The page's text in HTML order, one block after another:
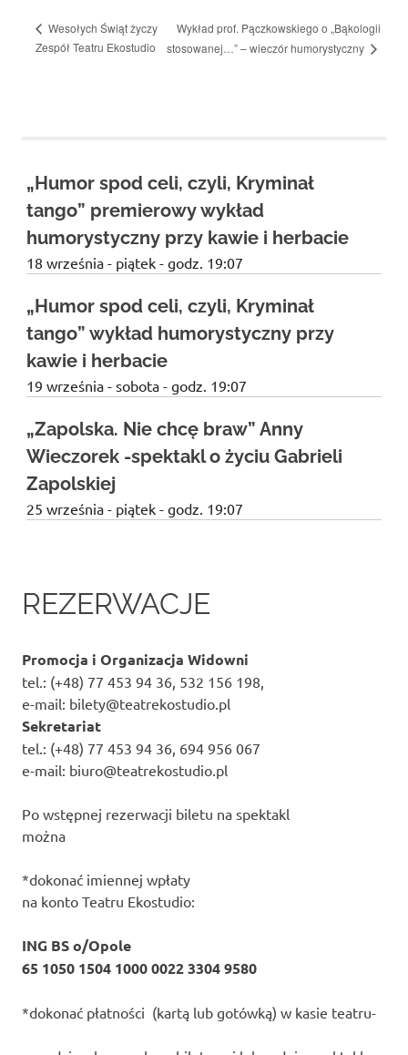
Wesołych Świąt życzy
Zespół Teatru Ekostudio
Wykład prof. Pączkowskiego o „Bąkologii
stosowanej…” – wieczór humorystyczny
„Humor spod celi, czyli, Kryminał
tango” premierowy wykład
humorystyczny przy kawie i herbacie
18 września - piątek - godz. 19:07
„Humor spod celi, czyli, Kryminał
tango” wykład humorystyczny przy
kawie i herbacie
19 września - sobota - godz. 19:07
„Zapolska. Nie chcę braw” Anny
Wieczorek -spektakl o życiu Gabrieli
Zapolskiej
25 września - piątek - godz. 19:07
REZERWACJE
Promocja i Organizacja Widowni
tel.: (+48) 77 453 94 36, 532 156 198,
e-mail: bilety@teatrekostudio.pl
Sekretariat
tel.: (+48) 77 453 94 36, 694 956 067
e-mail: biuro@teatrekostudio.pl
Po wstępnej rezerwacji biletu na spektakl
można
*dokonać imiennej wpłaty
na konto Teatru Ekostudio:
ING BS o/Opole
65 1050 1504 1000 0022 3304 9580
*dokonać płatności (kartą lub gotówką) w kasie teatru-